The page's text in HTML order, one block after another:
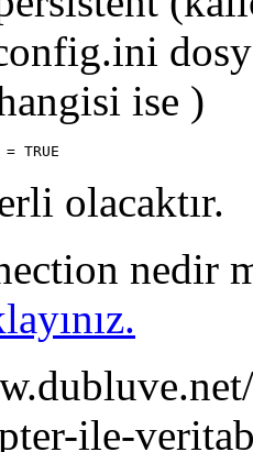
ise )
TRUE
olacaktır.
nedir
ile-